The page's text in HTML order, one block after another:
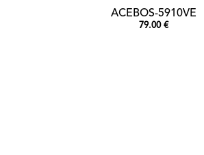
ACEBOS-5910VE
79.00 €